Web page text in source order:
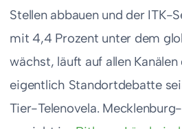
Stellen abbauen und der ITK-
mit 4,4 Prozent unter dem
wächst, läuft auf allen
eigentlich Standortdebatte
Tier-Telenovela.